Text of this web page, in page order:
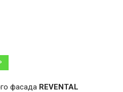
фасада REVENTAL